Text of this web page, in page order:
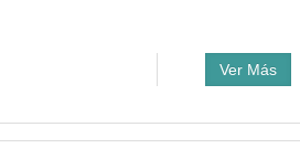
Ver Más